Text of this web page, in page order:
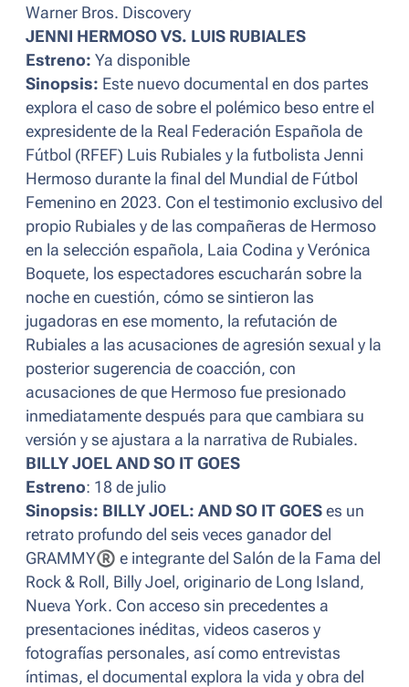
Warner Bros. Discovery
JENNI HERMOSO VS. LUIS RUBIALES
Estreno: Ya disponible
Sinopsis: Este nuevo documental en dos partes
explora el caso de sobre el polémico beso entre el
expresidente de la Real Federación Española de
Fútbol (RFEF) Luis Rubiales y la futbolista Jenni
Hermoso durante la final del Mundial de Fútbol
Femenino en 2023. Con el testimonio exclusivo del
propio Rubiales y de las compañeras de Hermoso
en la selección española, Laia Codina y Verónica
Boquete, los espectadores escucharán sobre la
noche en cuestión, cómo se sintieron las
jugadoras en ese momento, la refutación de
Rubiales a las acusaciones de agresión sexual y la
posterior sugerencia de coacción, con
acusaciones de que Hermoso fue presionado
inmediatamente después para que cambiara su
versión y se ajustara a la narrativa de Rubiales.
BILLY JOEL AND SO IT GOES
Estreno: 18 de julio
Sinopsis: BILLY JOEL: AND SO IT GOES es un
retrato profundo del seis veces ganador del
GRAMMY® e integrante del Salón de la Fama del
Rock & Roll, Billy Joel, originario de Long Island,
Nueva York. Con acceso sin precedentes a
presentaciones inéditas, videos caseros y
fotografías personales, así como entrevistas
íntimas, el documental explora la vida y obra del